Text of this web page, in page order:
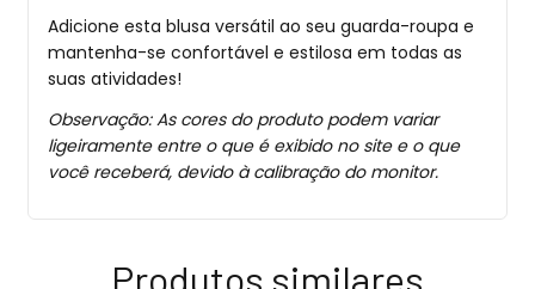
Adicione esta blusa versátil ao seu guarda-roupa e
mantenha-se confortável e estilosa em todas as
suas atividades!
Observação: As cores do produto podem variar
ligeiramente entre o que é exibido no site e o que
você receberá, devido à calibração do monitor.
Produtos similares